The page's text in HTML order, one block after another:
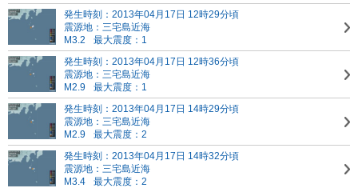
発生時刻：2013年04月17日 12時29分頃
震源地：三宅島近海
M3.2
最大震度：1
発生時刻：2013年04月17日 12時36分頃
震源地：三宅島近海
M2.9
最大震度：1
発生時刻：2013年04月17日 14時29分頃
震源地：三宅島近海
M2.9
最大震度：2
発生時刻：2013年04月17日 14時32分頃
震源地：三宅島近海
M3.4
最大震度：2